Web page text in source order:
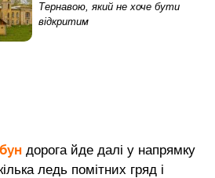
Тернавою, який не хоче бути
відкритим
дорога йде далі у напрямку
ледь помітних гряд і